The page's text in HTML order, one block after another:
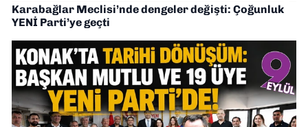
Karabağlar Meclisi’nde dengeler değişti: Çoğunluk
YENİ Parti’ye geçti